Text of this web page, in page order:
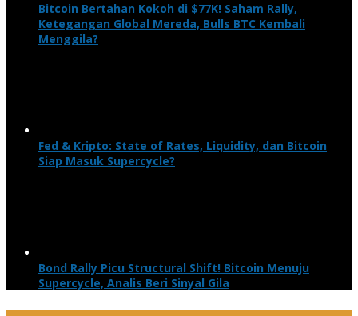
Bitcoin Bertahan Kokoh di $77K! Saham Rally,
Ketegangan Global Mereda, Bulls BTC Kembali
Menggila?
Fed & Kripto: State of Rates, Liquidity, dan Bitcoin
Siap Masuk Supercycle?
Bond Rally Picu Structural Shift! Bitcoin Menuju
Supercycle, Analis Beri Sinyal Gila